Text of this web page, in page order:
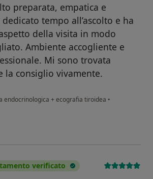
preparata, empatica e
tempo all’ascolto e ha
della visita in modo
Ambiente accogliente e
Mi sono trovata
la consiglio vivamente.
endocrinologica + ecografia tiroidea •
B.S.
verificato